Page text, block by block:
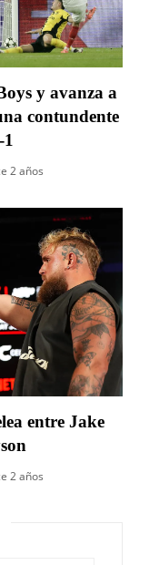
y avanza a
contundente
2 años
entre Jake
2 años